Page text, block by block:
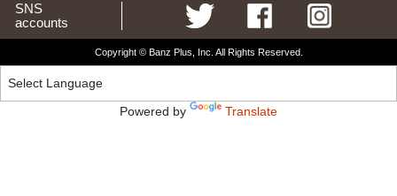
SNS
accounts
Copyright © Banz Plus, Inc. All Rights Reserved.
Powered by Translate